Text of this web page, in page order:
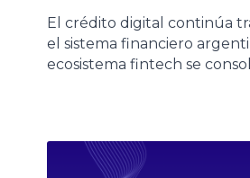
El crédito digital continúa
el sistema financiero
ecosistema fintech se
elaborado por el ITBA y la
Argentina Fintech, más de